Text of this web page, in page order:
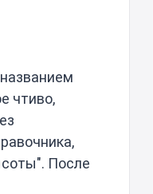
чтиво,
После